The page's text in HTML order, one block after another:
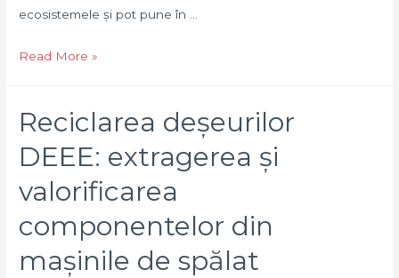
ecosistemele și pot pune în …
Colectare
–
eficientă
oferita
CWS360
pentru
Read More »
Reciclarea deșeurilor
DEEE: extragerea și
valorificarea
componentelor din
mașinile de spălat